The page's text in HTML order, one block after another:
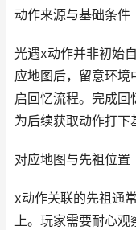
动作来源与基础条件
光遇x动作并非初始
应地图后，留意环
启回忆流程。完成回
为后续获取动作打下
对应地图与先祖位置
x动作关联的先祖通
上。玩家需要耐心